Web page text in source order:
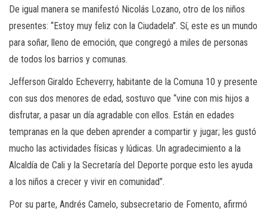
De igual manera se manifestó Nicolás Lozano, otro de los niños
presentes: “Estoy muy feliz con la Ciudadela”. Sí, este es un mundo
para soñar, lleno de emoción, que congregó a miles de personas
de todos los barrios y comunas.
Jefferson Giraldo Echeverry, habitante de la Comuna 10 y presente
con sus dos menores de edad, sostuvo que “vine con mis hijos a
disfrutar, a pasar un día agradable con ellos. Están en edades
tempranas en la que deben aprender a compartir y jugar; les gustó
mucho las actividades físicas y lúdicas. Un agradecimiento a la
Alcaldía de Cali y la Secretaría del Deporte porque esto les ayuda
a los niños a crecer y vivir en comunidad”.
Por su parte, Andrés Camelo, subsecretario de Fomento, afirmó